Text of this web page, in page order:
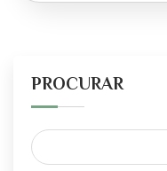
PROCURAR